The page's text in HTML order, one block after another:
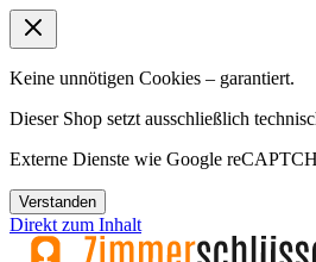
Keine unnötigen Cookies – garantiert.
Dieser Shop setzt ausschließlich
Externe Dienste wie Google
Verstanden
Direkt zum Inhalt